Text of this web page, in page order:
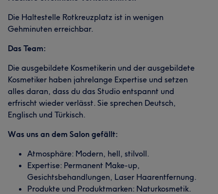
Die Haltestelle Rotkreuzplatz ist in wenigen
Gehminuten erreichbar.
Das Team:
Die ausgebildete Kosmetikerin und der ausgebildete
Kosmetiker haben jahrelange Expertise und setzen
alles daran, dass du das Studio entspannt und
erfrischt wieder verlässt. Sie sprechen Deutsch,
Englisch und Türkisch.
Was uns an dem Salon gefällt:
Atmosphäre: Modern, hell, stilvoll.
Expertise: Permanent Make-up,
Gesichtsbehandlungen, Laser Haarentfernung.
Produkte und Produktmarken: Naturkosmetik.